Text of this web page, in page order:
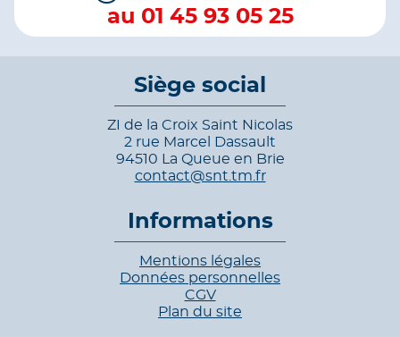
au 01 45 93 05 25
Siège social
ZI de la Croix Saint Nicolas
2 rue Marcel Dassault
94510 La Queue en Brie
contact@snt.tm.fr
Informations
Mentions légales
Données personnelles
CGV
Plan du site